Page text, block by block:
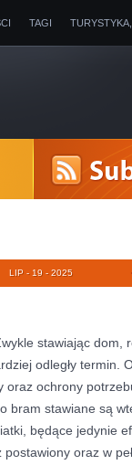
TAGI
LIP - 19 - 2025
stawiając dom,
odległy termin.
ochrony
bram stawiane są
będące jedynie
oraz w